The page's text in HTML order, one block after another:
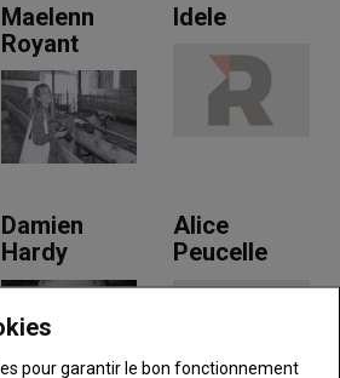
Maelenn
Royant
Idele
Damien
Hardy
Alice
Peucelle
pour garantir le bon fonctionnement